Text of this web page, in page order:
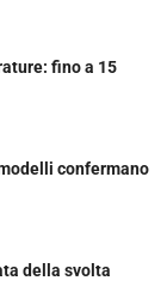
fino a 15
confermano
della svolta